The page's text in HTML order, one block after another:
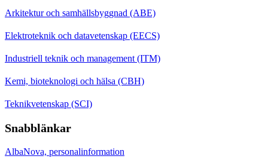
Arkitektur och samhällsbyggnad (ABE)
Elektroteknik och datavetenskap (EECS)
Industriell teknik och management (ITM)
Kemi, bioteknologi och hälsa (CBH)
Teknikvetenskap (SCI)
Snabblänkar
AlbaNova, personalinformation